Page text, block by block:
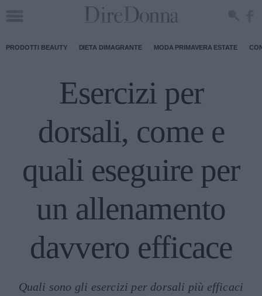
PRODOTTI BEAUTY DIETA DIMAGRANTE MODA PRIMAVERA ESTATE
Esercizi per
dorsali, come e
quali eseguire per
un allenamento
davvero efficace
Quali sono gli esercizi per dorsali più efficaci